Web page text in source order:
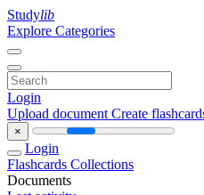
Studylib
Explore Categories
Login
Upload document Create
×
Login
Flashcards Collections
Documents